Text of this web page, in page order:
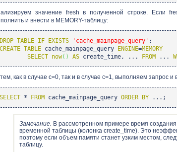
значение fresh в полученной строке. Если
и внести в MEMORY-таблицу:
DROP TABLE IF EXISTS 'cache_mainpage_query' ;
CREATE TABLE cache_mainpage_query ENGINE=MEMORY
SELECT now( ) AS create_time, ... FROM ...
как в случае c=0, так и в случае c=1, выполняем запрос
SELECT * FROM cache_mainpage_query ORDER BY ...;
Замечание. В рассмотренном примере время
временной таблицы (колонка create_time). Это
поэтому если объем памяти станет узким местом,
таблицу.